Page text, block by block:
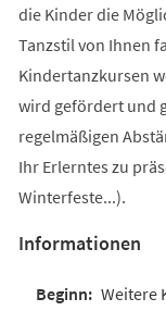
die Kinder die
Tanzstil von Ihnen
Kindertanzkursen
wird gefördert und
regelmäßigen
Ihr Erlerntes zu
Winterfeste...).
Informationen
Weitere